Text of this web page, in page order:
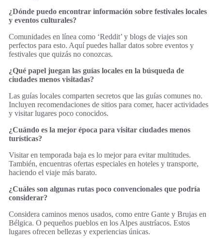
¿Dónde puedo encontrar información sobre festivales locales
y eventos culturales?
Comunidades en línea como ‘Reddit’ y blogs de viajes son
perfectos para esto. Aquí puedes hallar datos sobre eventos y
festivales que quizás no conozcas.
¿Qué papel juegan las guías locales en la búsqueda de
ciudades menos visitadas?
Las guías locales comparten secretos que las guías comunes no.
Incluyen recomendaciones de sitios para comer, hacer actividades
y visitar lugares poco conocidos.
¿Cuándo es la mejor época para visitar ciudades menos
turísticas?
Visitar en temporada baja es lo mejor para evitar multitudes.
También, encuentras ofertas especiales en hoteles y transporte,
haciendo el viaje más barato.
¿Cuáles son algunas rutas poco convencionales que podría
considerar?
Considera caminos menos usados, como entre Gante y Brujas en
Bélgica. O pequeños pueblos en los Alpes austríacos. Estos
lugares ofrecen bellezas y experiencias únicas.